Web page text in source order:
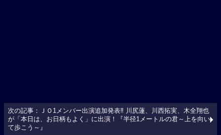
次の記事：ＪＯ1メンバー出演追加発表‼ 川尻蓮、川西拓実、木全翔也
が「本日は、お日柄もよく」に出演！『半径1メートルの君～上を向い
て歩こう～』